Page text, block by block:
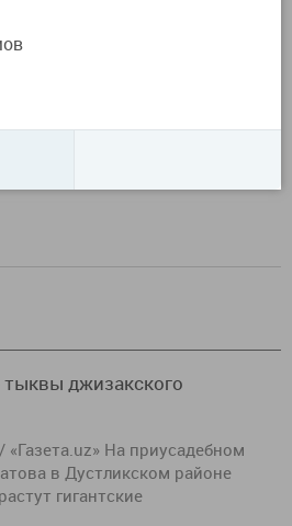
джизакского
На приусадебном
в Дустликском районе
гигантские